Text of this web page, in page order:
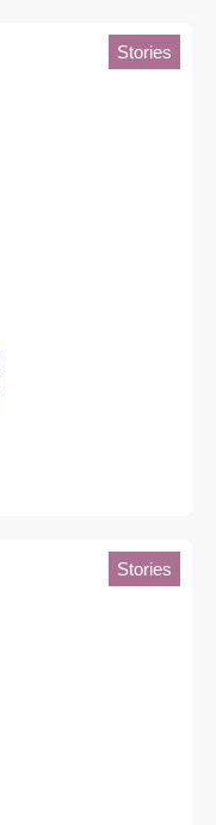
Stories
Stories